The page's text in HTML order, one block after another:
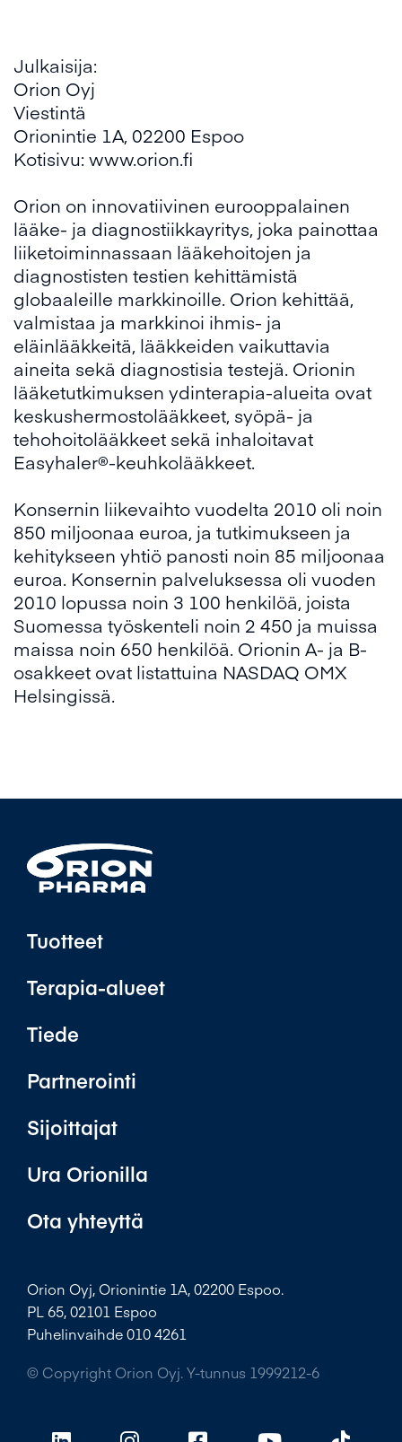
Julkaisija:
Orion Oyj
Viestintä
Orionintie 1A, 02200 Espoo
Kotisivu: www.orion.fi
Orion on innovatiivinen eurooppalainen
lääke- ja diagnostiikkayritys, joka painottaa
liiketoiminnassaan lääkehoitojen ja
diagnostisten testien kehittämistä
globaaleille markkinoille. Orion kehittää,
valmistaa ja markkinoi ihmis- ja
eläinlääkkeitä, lääkkeiden vaikuttavia
aineita sekä diagnostisia testejä. Orionin
lääketutkimuksen ydinterapia-alueita ovat
keskushermostolääkkeet, syöpä- ja
tehohoitolääkkeet sekä inhaloitavat
Easyhaler®-keuhkolääkkeet.
Konsernin liikevaihto vuodelta 2010 oli noin
850 miljoonaa euroa, ja tutkimukseen ja
kehitykseen yhtiö panosti noin 85 miljoonaa
euroa. Konsernin palveluksessa oli vuoden
2010 lopussa noin 3 100 henkilöä, joista
Suomessa työskenteli noin 2 450 ja muissa
maissa noin 650 henkilöä. Orionin A- ja B-
osakkeet ovat listattuina NASDAQ OMX
Helsingissä.
Tuotteet
Terapia-alueet
Tiede
Partnerointi
Sijoittajat
Ura Orionilla
Ota yhteyttä
Orion Oyj, Orionintie 1A, 02200 Espoo.
PL 65, 02101 Espoo
Puhelinvaihde 010 4261
© Copyright Orion Oyj. Y-tunnus 1999212-6